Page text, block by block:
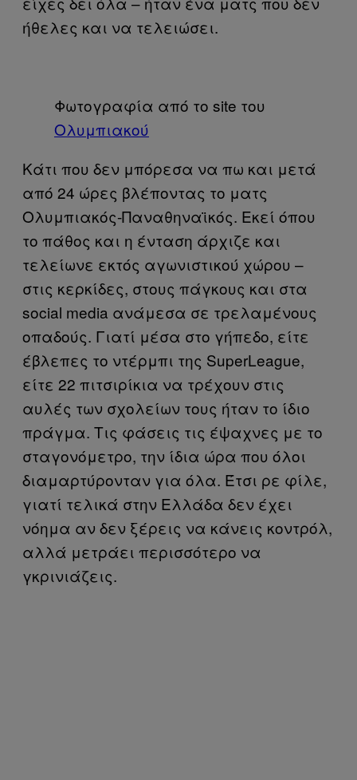
ήθελες και να τελειώσει.
Φωτογραφία από το site του
Ολυμπιακού
Κάτι που δεν μπόρεσα να πω και μετά
από 24 ώρες βλέποντας το ματς
Ολυμπιακός-Παναθηναϊκός. Εκεί όπου
το πάθος και η ένταση άρχιζε και
τελείωνε εκτός αγωνιστικού χώρου –
στις κερκίδες, στους πάγκους και στα
social media ανάμεσα σε τρελαμένους
οπαδούς. Γιατί μέσα στο γήπεδο, είτε
έβλεπες το ντέρμπι της SuperLeague,
είτε 22 πιτσιρίκια να τρέχουν στις
αυλές των σχολείων τους ήταν το ίδιο
πράγμα. Τις φάσεις τις έψαχνες με το
σταγονόμετρο, την ίδια ώρα που όλοι
διαμαρτύρονταν για όλα. Έτσι ρε φίλε,
γιατί τελικά στην Ελλάδα δεν έχει
νόημα αν δεν ξέρεις να κάνεις κοντρόλ,
αλλά μετράει περισσότερο να
γκρινιάζεις.